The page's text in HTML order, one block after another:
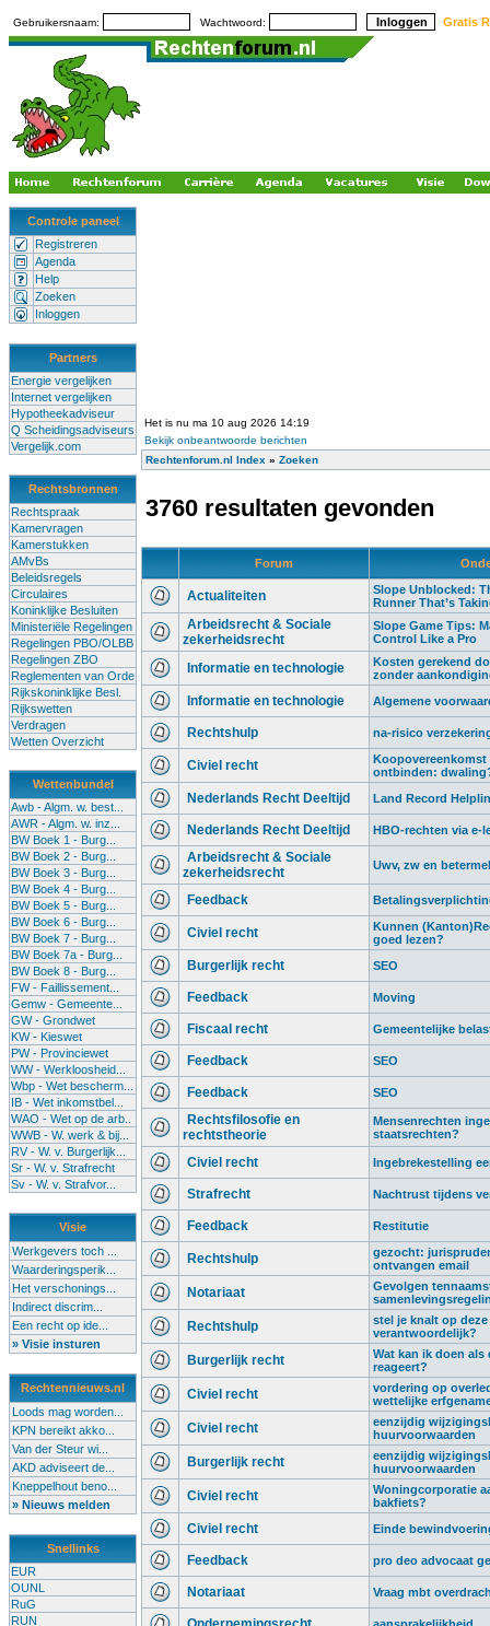
Gebruikersnaam: Wachtwoord: Gratis
Controle paneel
Registreren
Agenda
Help
Zoeken
Inloggen
Partners
Energie vergelijken
Internet vergelijken
Hypotheekadviseur
Q Scheidingsadviseurs
Vergelijk.com
Rechtsbronnen
Rechtspraak
Kamervragen
Kamerstukken
AMvBs
Beleidsregels
Circulaires
Koninklijke Besluiten
Ministeriële Regelingen
Regelingen PBO/OLBB
Regelingen ZBO
Reglementen van Orde
Rijkskoninklijke Besl.
Rijkswetten
Verdragen
Wetten Overzicht
Wettenbundel
Awb - Algm. w. best...
AWR - Algm. w. inz...
BW Boek 1 - Burg...
BW Boek 2 - Burg...
BW Boek 3 - Burg...
BW Boek 4 - Burg...
BW Boek 5 - Burg...
BW Boek 6 - Burg...
BW Boek 7 - Burg...
BW Boek 7a - Burg...
BW Boek 8 - Burg...
FW - Faillissement...
Gemw - Gemeente...
GW - Grondwet
KW - Kieswet
PW - Provinciewet
WW - Werkloosheid...
Wbp - Wet bescherm...
IB - Wet inkomstbel...
WAO - Wet op de arb..
WWB - W. werk & bij...
RV - W. v. Burgerlijk...
Sr - W. v. Strafrecht
Sv - W. v. Strafvor...
Visie
Werkgevers toch ...
Waarderingsperik...
Het verschonings...
Indirect discrim...
Een recht op ide...
» Visie insturen
Rechtennieuws.nl
Loods mag worden...
KPN bereikt akko...
Van der Steur wi...
AKD adviseert de...
Kneppelhout beno...
» Nieuws melden
Snellinks
EUR
OUNL
RuG
RUN
Het is nu ma 10 aug 2026 14:19
Bekijk onbeantwoorde berichten
Rechtenforum.nl Index » Zoeken
3760 resultaten gevonden
Forum
Actualiteiten
Slope Unblocked:
Runner That’s
Arbeidsrecht & Sociale
zekerheidsrecht
Slope Game Tips:
Control Like a Pro
Informatie en technologie
Kosten gerekend
zonder
Informatie en technologie Algemene
Rechtshulp na-risico
Civiel recht
ontbinden:
Nederlands Recht Deeltijd Land Record
Nederlands Recht Deeltijd HBO-rechten via e-
Arbeidsrecht & Sociale
zekerheidsrecht
Uwv, zw en
Feedback
Civiel recht
Kunnen
goed lezen?
Burgerlijk recht SEO
Feedback Moving
Fiscaal recht Gemeentelijke
Feedback SEO
Feedback SEO
Rechtsfilosofie en
rechtstheorie
Mensenrechten
staatsrechten?
Civiel recht Ingebrekestelling
Strafrecht Nachtrust tijdens
Feedback Restitutie
Rechtshulp
gezocht:
ontvangen email
Notariaat
Gevolgen
Rechtshulp
stel je knalt op
verantwoordelijk?
Burgerlijk recht
Wat kan ik doen
reageert?
Civiel recht
vordering op
wettelijke
Civiel recht
eenzijdig
huurvoorwaarden
Burgerlijk recht
eenzijdig
huurvoorwaarden
Civiel recht
Woningcorporatie
bakfiets?
Civiel recht Einde
Feedback pro deo advocaat
Notariaat Vraag mbt